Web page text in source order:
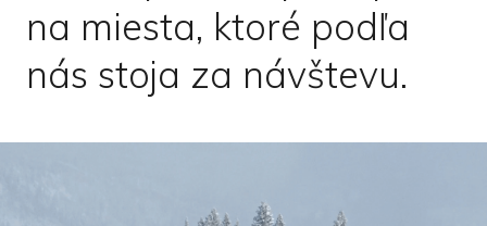
na miesta, ktoré podľa
nás stoja za návštevu.